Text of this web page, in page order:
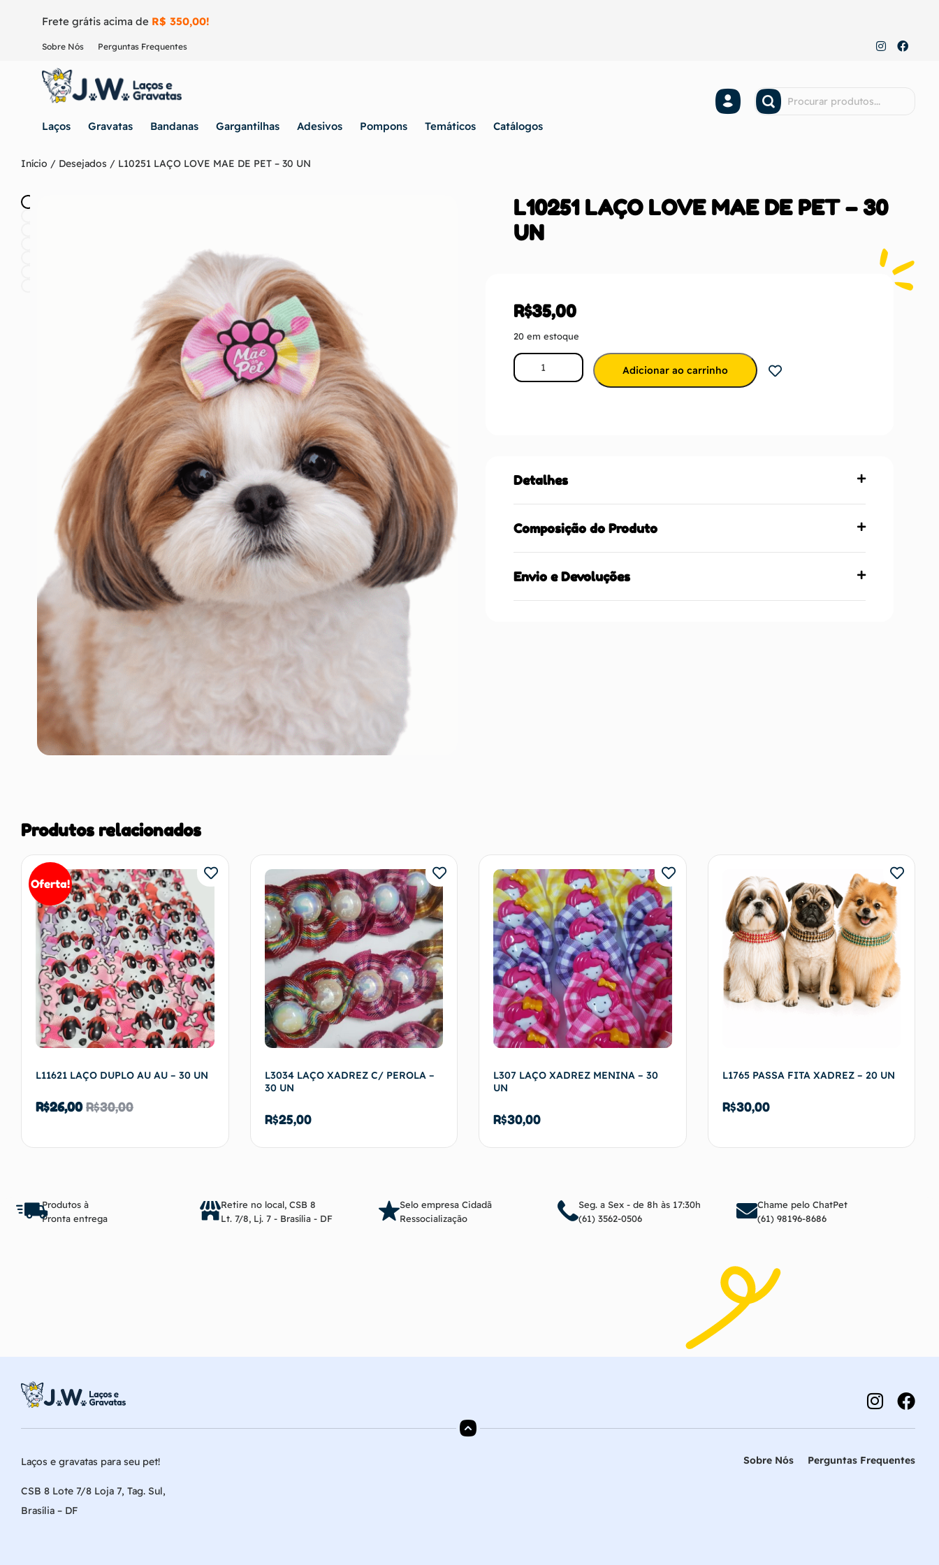
Frete grátis acima de R$ 350,00!
Sobre Nós Perguntas Frequentes
Laços Gravatas Bandanas Gargantilhas Adesivos Pompons Temáticos Catálogos
Início / Desejados / L10251 LAÇO LOVE MAE DE PET – 30 UN
L10251 LAÇO LOVE MAE DE PET – 30
UN
R$35,00
20 em estoque
Adicionar ao carrinho
Detalhes
Composição do Produto
Envio e Devoluções
Produtos relacionados
Oferta!
L11621 LAÇO DUPLO AU AU – 30 UN
R$30,00
R$26,00
L3034 LAÇO XADREZ C/ PEROLA –
30 UN
R$25,00
Adicionar ao carrinho
L307 LAÇO XADREZ MENINA – 30
UN
R$30,00
Adicionar ao carrinho
L1765 PASSA FITA XADREZ – 20 UN
R$30,00
Adicionar ao carrinho
Produtos à
Pronta entrega
Retire no local, CSB 8
Lt. 7/8, Lj. 7 - Brasília - DF
Selo empresa Cidadã
Ressocialização
Seg. a Sex - de 8h às 17:30h
(61) 3562-0506
Chame pelo ChatPet
(61) 98196-8686
Laços e gravatas para seu pet!
CSB 8 Lote 7/8 Loja 7, Tag. Sul,
Brasília – DF
Sobre Nós Perguntas Frequentes